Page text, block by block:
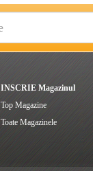
INSCRIE Magazinul
Top Magazine
Toate Magazinele